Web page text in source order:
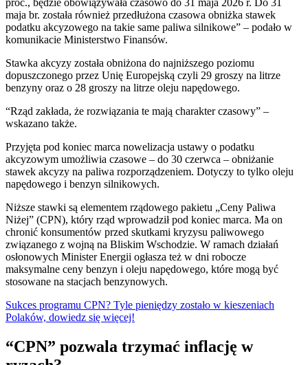
maja br. została również przedłużona czasowa obniżka stawek
podatku akcyzowego na takie same paliwa silnikowe” – podało w
komunikacie Ministerstwo Finansów.
Stawka akcyzy została obniżona do najniższego poziomu
dopuszczonego przez Unię Europejską czyli 29 groszy na litrze
benzyny oraz o 28 groszy na litrze oleju napędowego.
“Rząd zakłada, że rozwiązania te mają charakter czasowy” –
wskazano także.
Przyjęta pod koniec marca nowelizacja ustawy o podatku
akcyzowym umożliwia czasowe – do 30 czerwca – obniżanie
stawek akcyzy na paliwa rozporządzeniem. Dotyczy to tylko oleju
napędowego i benzyn silnikowych.
Niższe stawki są elementem rządowego pakietu „Ceny Paliwa
Niżej” (CPN), który rząd wprowadził pod koniec marca. Ma on
chronić konsumentów przed skutkami kryzysu paliwowego
związanego z wojną na Bliskim Wschodzie. W ramach działań
osłonowych Minister Energii ogłasza też w dni robocze
maksymalne ceny benzyn i oleju napędowego, które mogą być
stosowane na stacjach benzynowych.
Sukces programu CPN? Tyle pieniędzy zostało w kieszeniach
Polaków, dowiedz się więcej!
“CPN” pozwala trzymać inflację w